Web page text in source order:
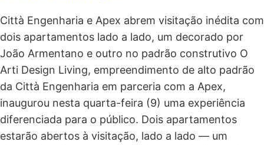
Città Engenharia e Apex abrem visitação inédita com
dois apartamentos lado a lado, um decorado por
João Armentano e outro no padrão construtivo O
Arti Design Living, empreendimento de alto padrão
da Città Engenharia em parceria com a Apex,
inaugurou nesta quarta-feira (9) uma experiência
diferenciada para o público. Dois apartamentos
estarão abertos à visitação, lado a lado — um